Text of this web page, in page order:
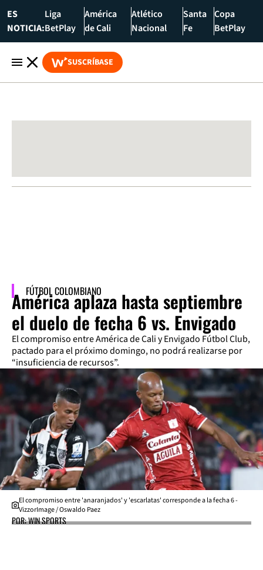
ES
NOTICIA:
Liga
BetPlay
América
de Cali
Atlético
Nacional
Santa
Fe
Copa
BetPlay
SUSCRÍBASE
FÚTBOL COLOMBIANO
América aplaza hasta septiembre
el duelo de fecha 6 vs. Envigado
El compromiso entre América de Cali y Envigado Fútbol Club,
pactado para el próximo domingo, no podrá realizarse por
“insuficiencia de recursos”.
El compromiso entre 'anaranjados' y 'escarlatas' corresponde a la fecha 6 -
VizzorImage / Oswaldo Paez
POR: WIN SPORTS